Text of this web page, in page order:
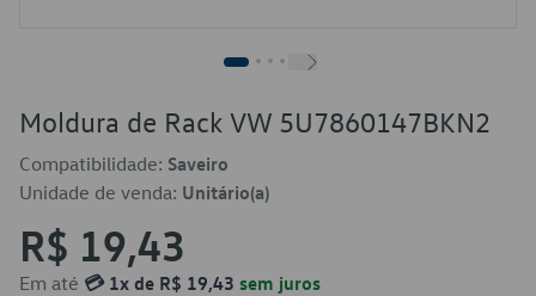
Moldura de Rack VW 5U7860147BKN2
Compatibilidade: Saveiro
Unidade de venda: Unitário(a)
R$ 19,43
Em até 💳 1x de R$ 19,43 sem juros